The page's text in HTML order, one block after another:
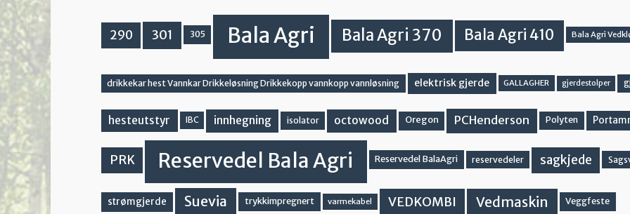
290 301 305 Bala Agri Bala Agri 370 Bala Agri 410 Bala Agri
drikkekar hest Vannkar Drikkeløsning Drikkekopp vannkopp vannløsning elektrisk gjerde GALLAGHER gjerdestolper
hesteutstyr IBC innhegning isolator octowood Oregon PCHenderson Polyten
PRK Reservedel Bala Agri Reservedel BalaAgri reservedeler sagkjede
strømgjerde Suevia trykkimpregnert varmekabel VEDKOMBI Vedmaskin Veggfeste